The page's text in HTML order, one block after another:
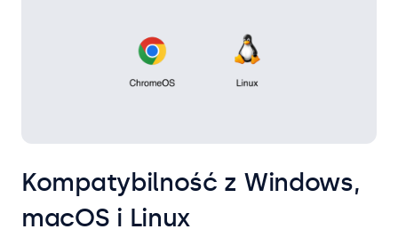
Kompatybilność z Windows,
macOS i Linux